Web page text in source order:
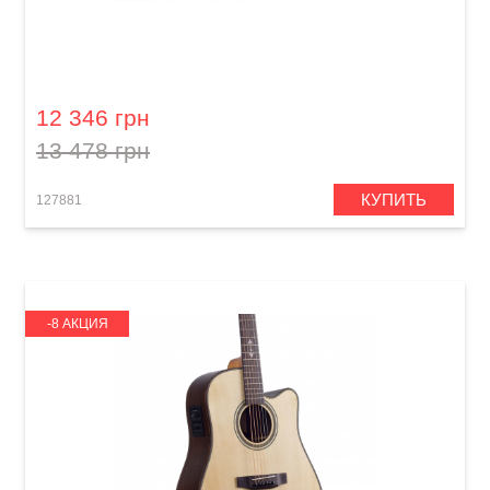
12 346 грн
13 478 грн
127881 КУПИТЬ
-8 АКЦИЯ